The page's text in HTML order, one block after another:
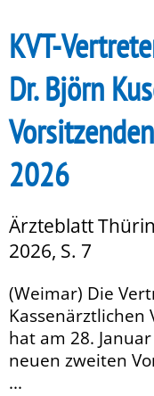
KVT-
Dr. Björn
2026
Ärzteblatt
2026, S. 7
(Weimar) Die
Kassenärztlichen
hat am 28.
neuen zweiten
...